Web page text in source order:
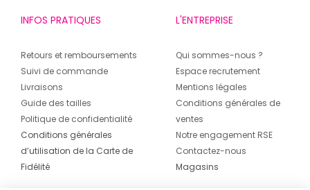
INFOS PRATIQUES
Retours et remboursements
Suivi de commande
Livraisons
Guide des tailles
Politique de confidentialité
Conditions générales
d’utilisation de la Carte de
Fidélité
L'ENTREPRISE
Qui sommes-nous ?
Espace recrutement
Mentions légales
Conditions générales de
ventes
Notre engagement RSE
Contactez-nous
Magasins